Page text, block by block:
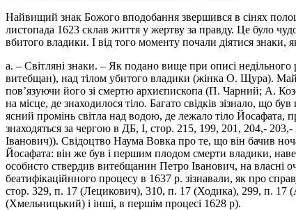
Найвищий знак Божого вподобання звершився в сінях
листопада 1623 склав життя у жертву за правду. Це було
вбитого владики. І від того моменту почали діятися знаки,
а. – Світляні знаки. – Як подано вище при описі недільного
витебщан), над тілом убитого владики (жінка О. Щура).
пов’язуючи його зі смертю архиєпископа (П. Чарний; А.
на місце, де знаходилося тіло. Багато свідків зізнало, що
ясний промінь світла над водою, де лежало тіло Йосафата,
знаходяться за чергою в ДБ, І, стор. 215, 199, 201, 204,-
Іванович)). Свідоцтво Наума Вовка про те, що він бачив
Йосафата: він же був і першим плодом смерти владики,
особисто ствердив витебщанин Петро Іванович, на власні
беатифікаційнного процесу в 1637 р. зізнавали, як про
стор. 329, п. 17 (Лецикович), 310, п. 17 (Ходика), 299, п.
(Хмельницький) і інші, в першім процесі 1628 р).